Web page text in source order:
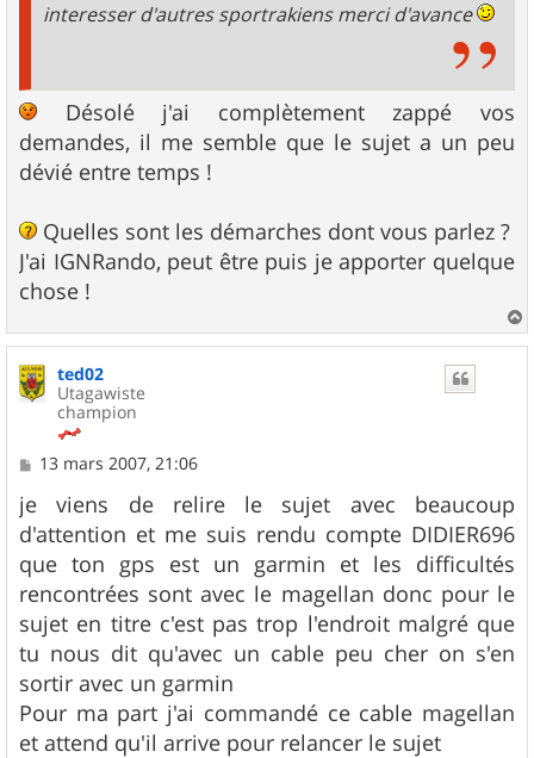
interesser d'autres sportrakiens merci d'avance
Désolé j'ai complètement zappé vos
demandes, il me semble que le sujet a un peu
dévié entre temps !
Quelles sont les démarches dont vous parlez ?
J'ai IGNRando, peut être puis je apporter quelque
chose !
a
ted02
Utagawiste
champion
M
s
s
a
g
e
13 mars 2007, 21:06
je viens de relire le sujet avec beaucoup
d'attention et me suis rendu compte DIDIER696
que ton gps est un garmin et les difficultés
rencontrées sont avec le magellan donc pour le
sujet en titre c'est pas trop l'endroit malgré que
tu nous dit qu'avec un cable peu cher on s'en
sortir avec un garmin
Pour ma part j'ai commandé ce cable magellan
et attend qu'il arrive pour relancer le sujet